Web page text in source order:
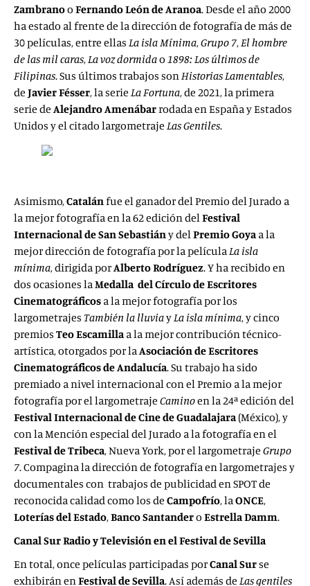
Zambranoo Fernando León de Aranoa. Desde el año 2000
ha estado al frente de la dirección de fotografía de más de
30 películas, entre ellas La isla Mínima,Grupo 7,El hombre
de las mil caras,La voz dormidao 1898: Los últimos de
Filipinas. Sus últimos trabajos sonHistorias Lamentables,
de JavierFésser, la serie La Fortuna, de 2021, la primera
serie deAlejandro Amenábarrodada en España y Estados
Unidos y el citado largometraje Las Gentiles.
Asimismo,Catalánfue el ganador del Premio del Jurado a
la mejor fotografía en la 62 edición delFestival
Internacional de San Sebastiány delPremio Goya a la
mejor dirección de fotografía por la películaLa isla
mínima, dirigida porAlberto Rodríguez. Y ha recibido en
dos ocasiones laMedalla del Círculo de Escritores
Cinematográficos a la mejor fotografía por los
largometrajes También la lluviayLa isla mínima, y cinco
premios Teo Escamilla a la mejor contribución técnico-
artística, otorgados por laAsociación de Escritores
Cinematográficos de Andalucía. Su trabajo ha sido
premiado a nivel internacional con el Premio a la mejor
fotografía por el largometraje Caminoen la 24ª edición del
Festival Internacional de Cine de Guadalajara (México), y
con la Mención especial del Jurado a la fotografía en el
Festival de Tribeca, Nueva York, por el largometraje Grupo
7. Compagina la dirección de fotografía en largometrajes y
documentales con trabajos de publicidad en SPOT de
reconocida calidad como los de Campofrío, laONCE,
Loterías del Estado,Banco Santandero Estrella Damm.
Canal Sur Radio y Televisión en el Festival de Sevilla
En total, once películas participadas porCanal Surse
exhibirán enFestival de Sevilla. Así además de Las gentiles